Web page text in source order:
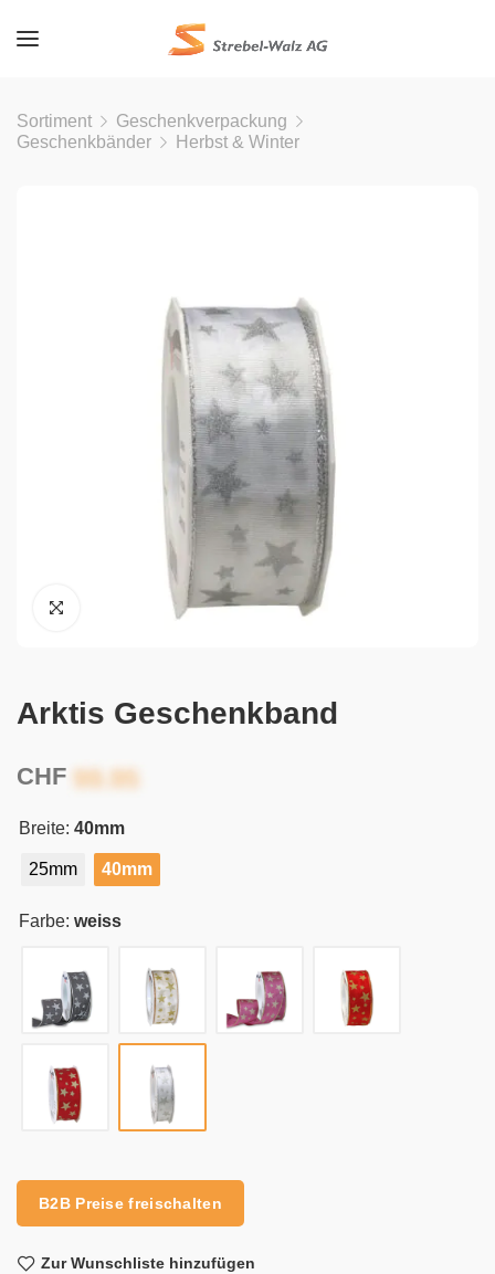
Sortiment
Geschenkverpackung
Geschenkbänder
Herbst & Winter
Arktis Geschenkband
CHF
Breite: 40mm
25mm 40mm
Farbe: weiss
B2B Preise freischalten
Zur Wunschliste hinzufügen